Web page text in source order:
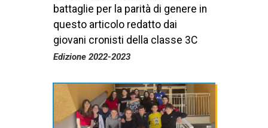
battaglie per la parità di genere in
questo articolo redatto dai
giovani cronisti della classe 3C
Edizione 2022-2023